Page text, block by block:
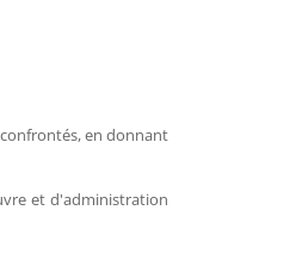
en donnant
et d'administration